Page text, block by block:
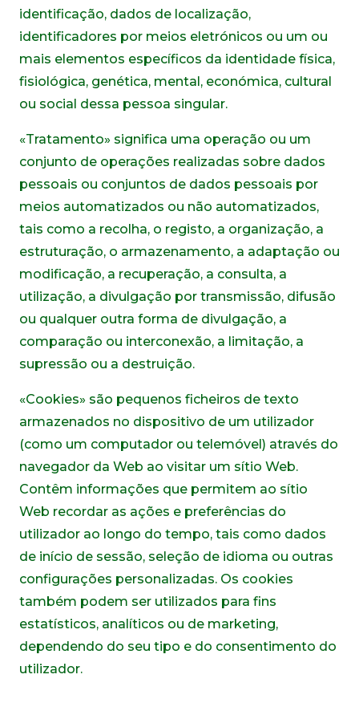
identificação, dados de localização,
identificadores por meios eletrónicos ou um ou
mais elementos específicos da identidade física,
fisiológica, genética, mental, económica, cultural
ou social dessa pessoa singular.
«Tratamento» significa uma operação ou um
conjunto de operações realizadas sobre dados
pessoais ou conjuntos de dados pessoais por
meios automatizados ou não automatizados,
tais como a recolha, o registo, a organização, a
estruturação, o armazenamento, a adaptação ou
modificação, a recuperação, a consulta, a
utilização, a divulgação por transmissão, difusão
ou qualquer outra forma de divulgação, a
comparação ou interconexão, a limitação, a
supressão ou a destruição.
«Cookies» são pequenos ficheiros de texto
armazenados no dispositivo de um utilizador
(como um computador ou telemóvel) através do
navegador da Web ao visitar um sítio Web.
Contêm informações que permitem ao sítio
Web recordar as ações e preferências do
utilizador ao longo do tempo, tais como dados
de início de sessão, seleção de idioma ou outras
configurações personalizadas. Os cookies
também podem ser utilizados para fins
estatísticos, analíticos ou de marketing,
dependendo do seu tipo e do consentimento do
utilizador.